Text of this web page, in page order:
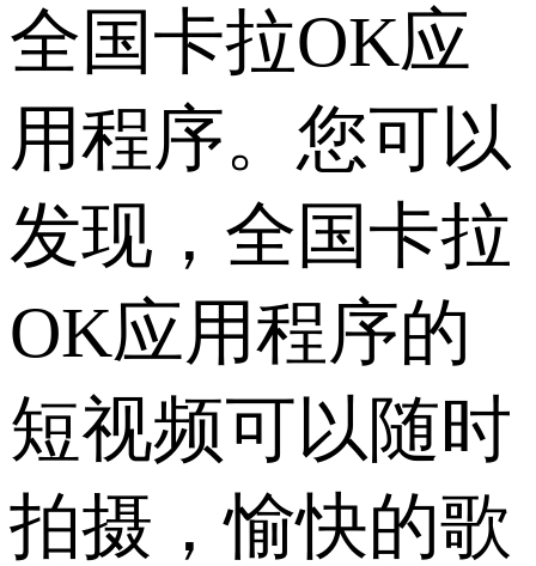
全国卡拉OK应
用程序。您可以
发现，全国卡拉
OK应用程序的
短视频可以随时
拍摄，愉快的歌